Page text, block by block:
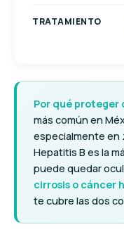
TRATAMIENTO
Por qué proteger
más común en
especialmente en
Hepatitis B es la
puede quedar
cirrosis o cáncer
te cubre las dos